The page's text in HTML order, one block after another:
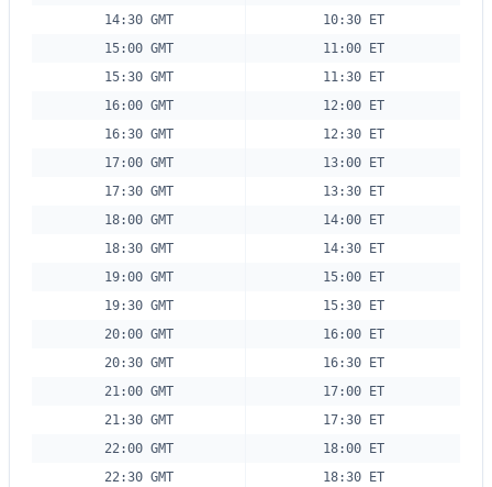
14:30 GMT
10:30 ET
15:00 GMT
11:00 ET
15:30 GMT
11:30 ET
16:00 GMT
12:00 ET
16:30 GMT
12:30 ET
17:00 GMT
13:00 ET
17:30 GMT
13:30 ET
18:00 GMT
14:00 ET
18:30 GMT
14:30 ET
19:00 GMT
15:00 ET
19:30 GMT
15:30 ET
20:00 GMT
16:00 ET
20:30 GMT
16:30 ET
21:00 GMT
17:00 ET
21:30 GMT
17:30 ET
22:00 GMT
18:00 ET
22:30 GMT
18:30 ET